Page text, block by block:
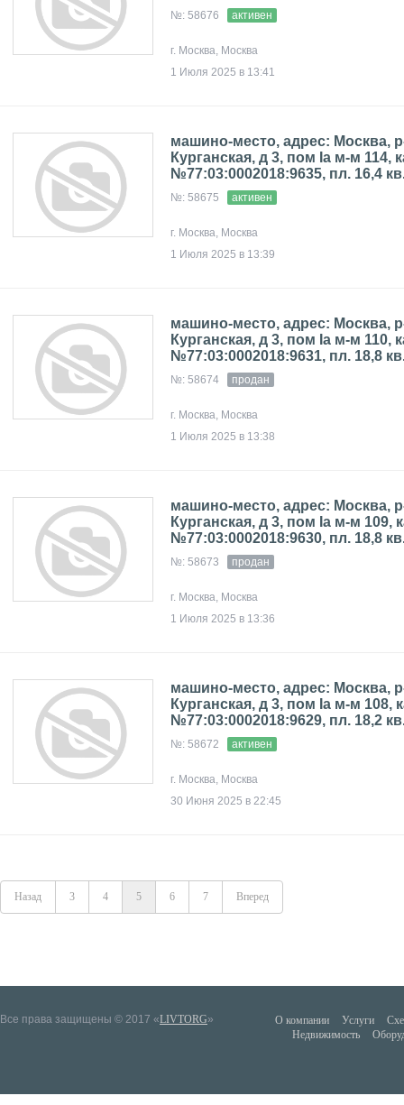
№: 58676 активен
г. Москва, Москва
1 Июля 2025 в 13:41
машино-место, адрес: Москва,
Курганская, д 3, пом Iа м-м 114,
№77:03:0002018:9635, пл. 16,4
№: 58675 активен
г. Москва, Москва
1 Июля 2025 в 13:39
машино-место, адрес: Москва,
Курганская, д 3, пом Iа м-м 110,
№77:03:0002018:9631, пл. 18,8
№: 58674 продан
г. Москва, Москва
1 Июля 2025 в 13:38
машино-место, адрес: Москва,
Курганская, д 3, пом Iа м-м 109,
№77:03:0002018:9630, пл. 18,8
№: 58673 продан
г. Москва, Москва
1 Июля 2025 в 13:36
машино-место, адрес: Москва,
Курганская, д 3, пом Iа м-м 108,
№77:03:0002018:9629, пл. 18,2
№: 58672 активен
г. Москва, Москва
30 Июня 2025 в 22:45
Назад 3 4 5 6 7 Вперед
Все права защищены © 2017 «LIVTORG» О компании Услуги
Недвижимость